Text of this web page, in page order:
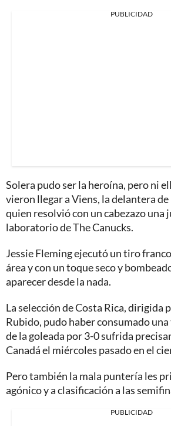
PUBLICIDAD
Solera pudo ser la heroína, pero ni
vieron llegar a Viens, la delantera
quien resolvió con un cabezazo una
laboratorio de The Canucks.
Jessie Fleming ejecutó un tiro
área y con un toque seco y
aparecer desde la nada.
La selección de Costa Rica, dirigida
Rubido, pudo haber consumado
de la goleada por 3-0 sufrida
Canadá el miércoles pasado en el
Pero también la mala puntería les
agónico y a clasificación a las
PUBLICIDAD